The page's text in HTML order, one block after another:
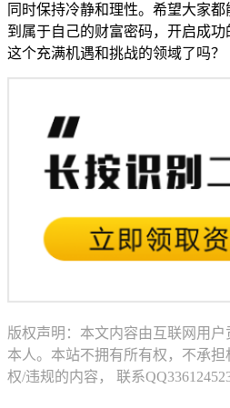
同时保持冷静和理性。希望大家
到属于自己的财富密码，开启成
这个充满机遇和挑战的领域了吗？
版权声明：本文内容由互联网用
本人。本站不拥有所有权，不承
权/违规的内容， 联系